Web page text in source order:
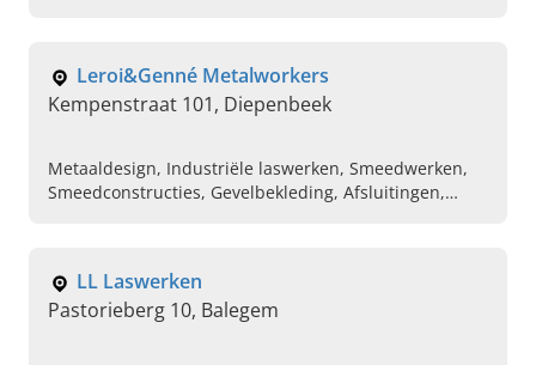
Leroi&Genné Metalworkers
Kempenstraat 101, Diepenbeek
Metaaldesign, Industriële laswerken, Smeedwerken,
Smeedconstructies, Gevelbekleding, Afsluitingen,
LL Laswerken
Pastorieberg 10, Balegem